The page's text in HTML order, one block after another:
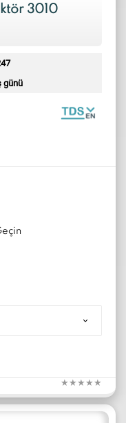
3010
günü